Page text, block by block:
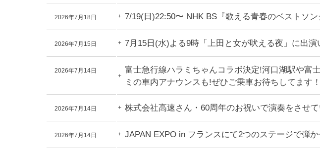
2026年7月18日 7/19(日)22:50〜 NHK BS『歌える青春のベストソ
2026年7月15日 7月15日(水)よる9時「上田と女が吠える夜」に出演
2026年7月14日
富士急行線ハラミちゃんコラボ決定!河口湖駅や富
ミの車内アナウンスも!ぜひご乗車お待ちしてます！
2026年7月14日 株式会社高速さん・60周年のお祝いで演奏をさせて
2026年7月14日 JAPAN EXPO in フランスにて2つのステージで弾か